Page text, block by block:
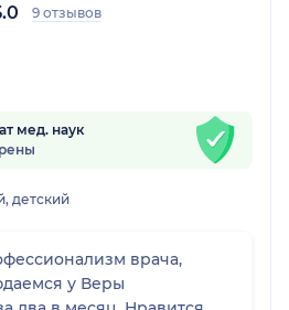
9 отзывов
мед. наук
детский
врача,
у Веры